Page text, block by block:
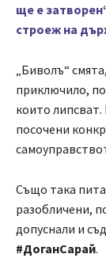
ще е
строеж на
„Биволъ“
приключило,
които
посочени
Също така
разобличени,
допуснали и
#ДоганСарай.